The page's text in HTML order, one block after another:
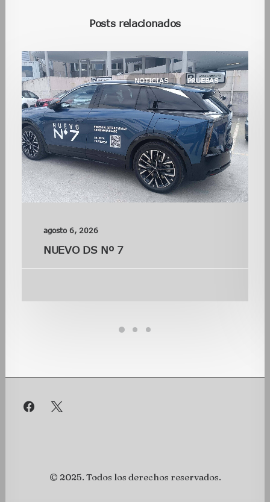
Posts relacionados
NOTICIAS PRUEBAS
agosto 6, 2026
NUEVO DS Nº 7
© 2025. Todos los derechos reservados.